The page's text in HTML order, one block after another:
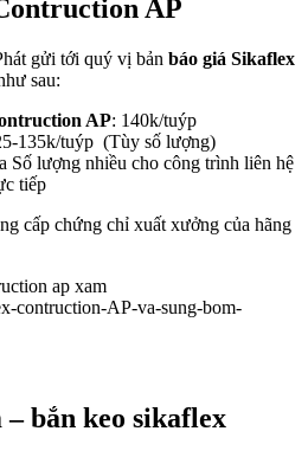
AP
gửi tới quý vị bản báo giá Sikaflex
sau:
AP: 140k/tuýp
135k/tuýp (Tùy số lượng)
Số lượng nhiều cho công trình liên hệ
tiếp
cấp chứng chỉ xuất xưởng của hãng
contruction-AP-va-sung-bom-
– bắn keo sikaflex